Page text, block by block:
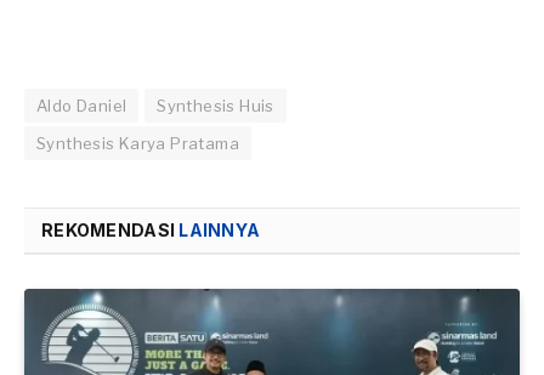
Aldo Daniel
Synthesis Huis
Synthesis Karya Pratama
REKOMENDASI LAINNYA